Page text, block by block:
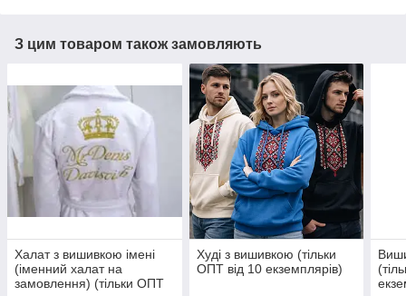
З цим товаром також замовляють
Халат з вишивкою імені
(іменний халат на
замовлення) (тільки ОПТ
Худі з вишивкою (тільки
ОПТ від 10 екземплярів)